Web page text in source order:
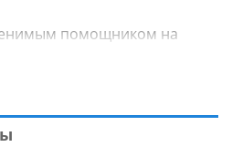
помощником на
из пластмассы.